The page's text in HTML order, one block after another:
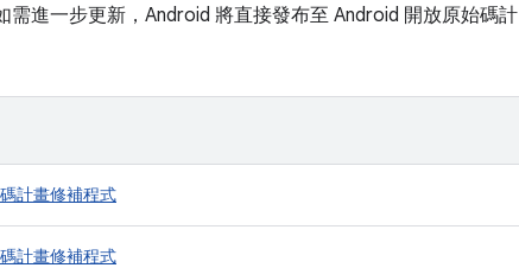
進一步更新，Android 將直接發布至 Android 開放原始碼計
計畫修補程式
計畫修補程式